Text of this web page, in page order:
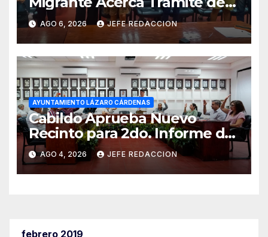
Pasaportes Estadounidenses
a Residentes de Lázaro
Cárdenas
AGO 6, 2026 JEFE REDACCION
AYUNTAMIENTO LÁZARO CÁRDENAS
Cabildo Aprueba Nuevo
Recinto para 2do. Informe de
Gobierno Municipal
AGO 4, 2026 JEFE REDACCION
febrero 2019